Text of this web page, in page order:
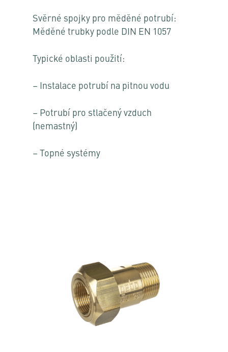
Svěrné spojky pro měděné potrubí:
Měděné trubky podle DIN EN 1057
Typické oblasti použití:
– Instalace potrubí na pitnou vodu
– Potrubí pro stlačený vzduch
(nemastný)
– Topné systémy